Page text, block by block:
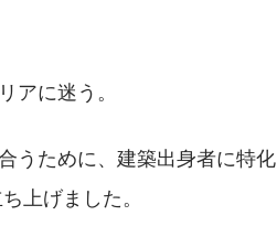
アに迷う。
上げました。